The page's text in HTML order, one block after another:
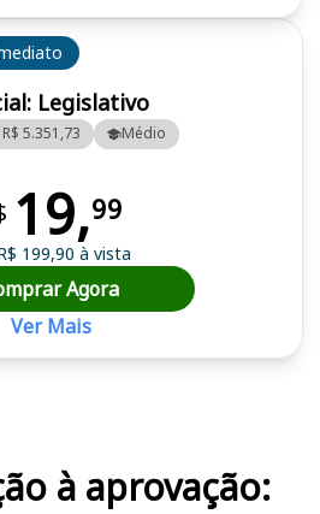
Legislativo
5.351,73 Médio
19,99
199,90 à vista
Agora
Ver Mais
à aprovação: